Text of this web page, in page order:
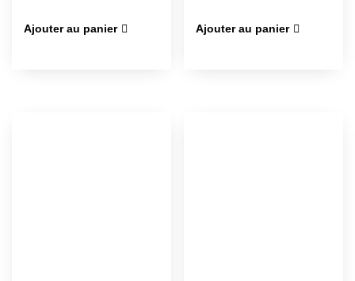
Ajouter au panier Ajouter au panier